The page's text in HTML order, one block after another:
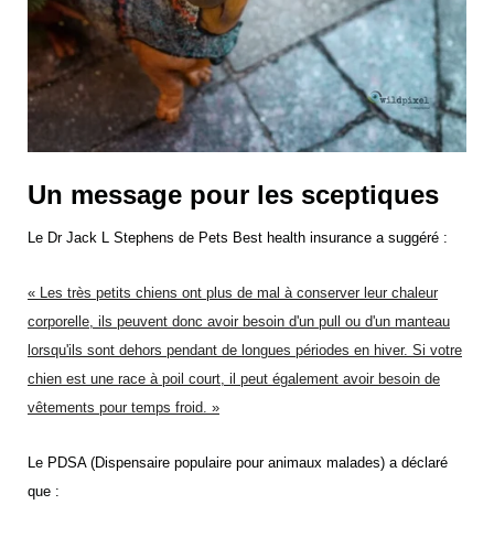
Un message pour les sceptiques
Le Dr Jack L Stephens de Pets Best health insurance a suggéré :
« Les très petits chiens ont plus de mal à conserver leur chaleur
corporelle, ils peuvent donc avoir besoin d'un pull ou d'un manteau
lorsqu'ils sont dehors pendant de longues périodes en hiver. Si votre
chien est une race à poil court, il peut également avoir besoin de
vêtements pour temps froid. »
Le PDSA (Dispensaire populaire pour animaux malades) a déclaré
que :